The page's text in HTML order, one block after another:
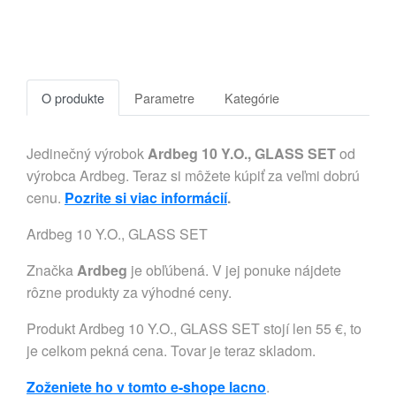
O produkte Parametre Kategórie
Jedinečný výrobokArdbeg 10 Y.O., GLASS SETod
výrobca Ardbeg. Teraz si môžete kúpiť za veľmi dobrú
cenu. Pozrite si viac informácií.
Ardbeg 10 Y.O., GLASS SET
ZnačkaArdbeg je obľúbená. V jej ponuke nájdete
rôzne produkty za výhodné ceny.
Produkt Ardbeg 10 Y.O., GLASS SET stojí len 55 €, to
je celkom pekná cena. Tovar je teraz skladom.
Zoženiete ho v tomto e-shope lacno.